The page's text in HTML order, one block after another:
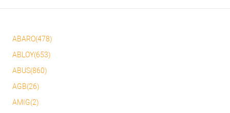
ABARO(478)
ABLOY(653)
ABUS(860)
AGB(26)
AMIG(2)